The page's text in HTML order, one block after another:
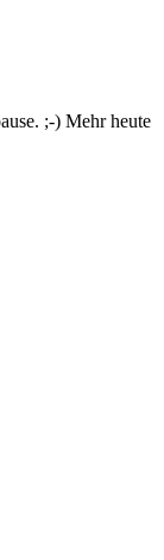
;-) Mehr heute